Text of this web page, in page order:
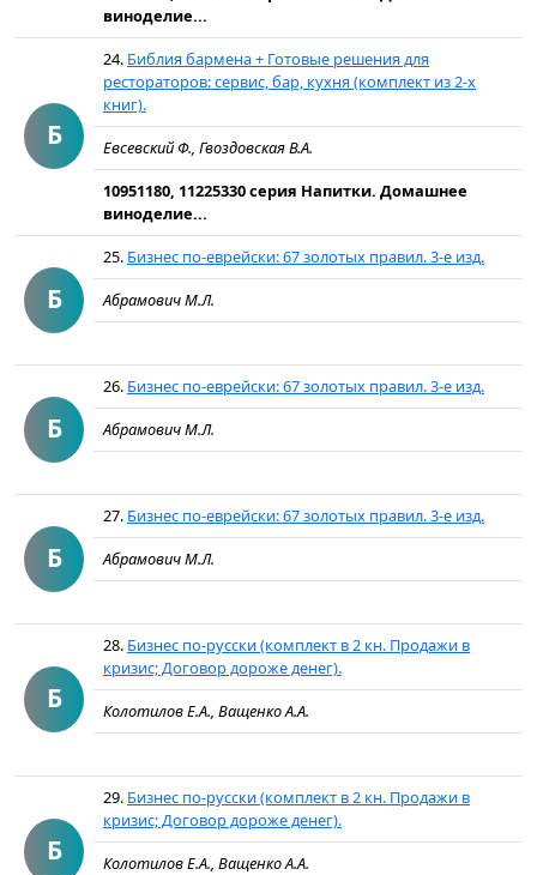
виноделие...
Б
24. Библия бармена + Готовые решения для
рестораторов: сервис, бар, кухня (комплект из 2-х
книг).
Евсевский Ф., Гвоздовская В.А.
10951180, 11225330 серия Напитки. Домашнее
виноделие...
Б
25. Бизнес по-еврейски: 67 золотых правил. 3-е изд.
Абрамович М.Л.
Б
26. Бизнес по-еврейски: 67 золотых правил. 3-е изд.
Абрамович М.Л.
Б
27. Бизнес по-еврейски: 67 золотых правил. 3-е изд.
Абрамович М.Л.
Б
28. Бизнес по-русски (комплект в 2 кн. Продажи в
кризис; Договор дороже денег).
Колотилов Е.А., Ващенко А.А.
Б
29. Бизнес по-русски (комплект в 2 кн. Продажи в
кризис; Договор дороже денег).
Колотилов Е.А., Ващенко А.А.